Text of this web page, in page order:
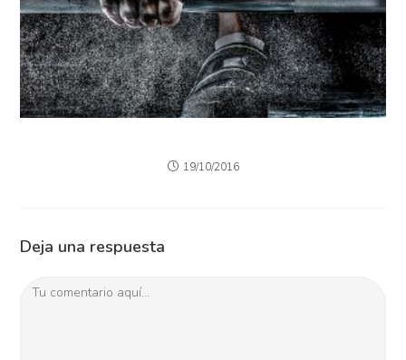
19/10/2016
Deja una respuesta